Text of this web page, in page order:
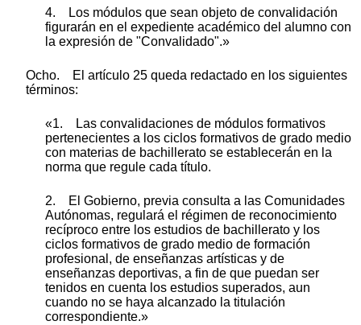
4. Los módulos que sean objeto de convalidación
figurarán en el expediente académico del alumno con
la expresión de "Convalidado".»
Ocho. El artículo 25 queda redactado en los siguientes
términos:
«1. Las convalidaciones de módulos formativos
pertenecientes a los ciclos formativos de grado medio
con materias de bachillerato se establecerán en la
norma que regule cada título.
2. El Gobierno, previa consulta a las Comunidades
Autónomas, regulará el régimen de reconocimiento
recíproco entre los estudios de bachillerato y los
ciclos formativos de grado medio de formación
profesional, de enseñanzas artísticas y de
enseñanzas deportivas, a fin de que puedan ser
tenidos en cuenta los estudios superados, aun
cuando no se haya alcanzado la titulación
correspondiente.»